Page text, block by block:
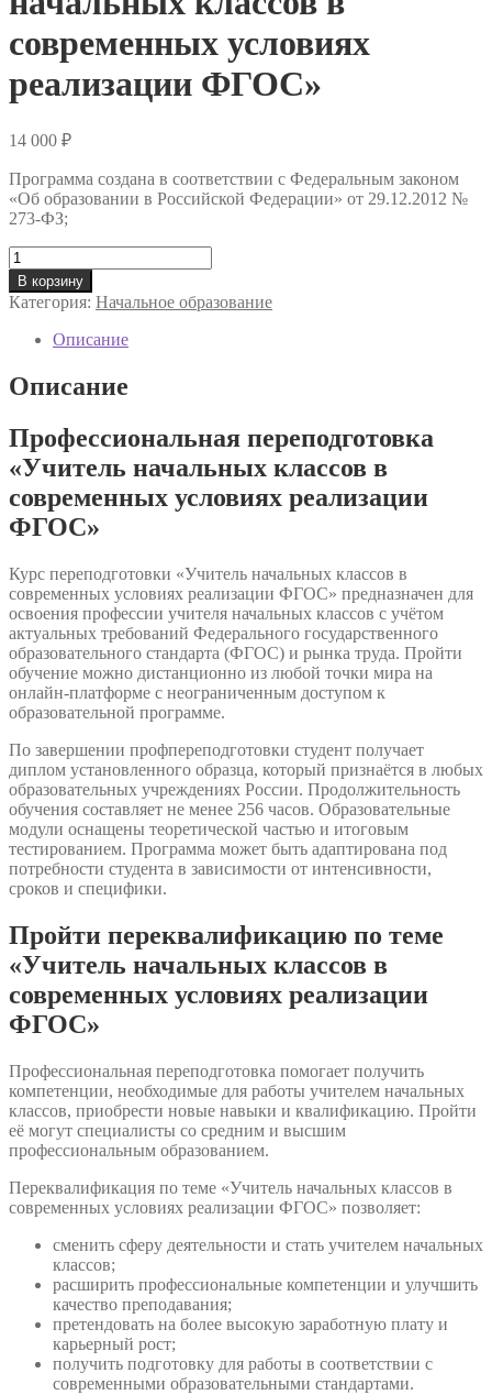
современных условиях
реализации ФГОС»
14 000 ₽
Программа создана в соответствии с Федеральным законом
«Об образовании в Российской Федерации» от 29.12.2012 №
273-ФЗ;
Количество
товара
Профессиональная
переподготовка
«Учитель
начальных
классов
в
условиях
реализации
ФГОС»
В корзину
Категория: Начальное образование
Описание
Описание
Профессиональная переподготовка
«Учитель начальных классов в
современных условиях реализации
ФГОС»
Курс переподготовки «Учитель начальных классов в
современных условиях реализации ФГОС» предназначен для
освоения профессии учителя начальных классов с учётом
актуальных требований Федерального государственного
образовательного стандарта (ФГОС) и рынка труда. Пройти
обучение можно дистанционно из любой точки мира на
онлайн-платформе с неограниченным доступом к
образовательной программе.
По завершении профпереподготовки студент получает
диплом установленного образца, который признаётся в любых
образовательных учреждениях России. Продолжительность
обучения составляет не менее 256 часов. Образовательные
модули оснащены теоретической частью и итоговым
тестированием. Программа может быть адаптирована под
потребности студента в зависимости от интенсивности,
сроков и специфики.
Пройти переквалификацию по теме
«Учитель начальных классов в
современных условиях реализации
ФГОС»
Профессиональная переподготовка помогает получить
компетенции, необходимые для работы учителем начальных
классов, приобрести новые навыки и квалификацию. Пройти
её могут специалисты со средним и высшим
профессиональным образованием.
Переквалификация по теме «Учитель начальных классов в
современных условиях реализации ФГОС» позволяет:
сменить сферу деятельности и стать учителем начальных
классов;
расширить профессиональные компетенции и улучшить
качество преподавания;
претендовать на более высокую заработную плату и
карьерный рост;
получить подготовку для работы в соответствии с
современными образовательными стандартами.